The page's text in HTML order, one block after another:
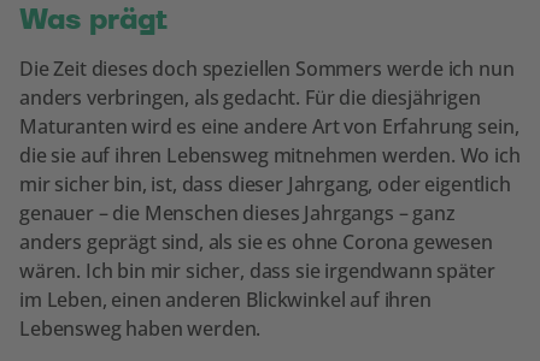
Was prägt
Die Zeit dieses doch speziellen Sommers werde ich nun
anders verbringen, als gedacht. Für die diesjährigen
Maturanten wird es eine andere Art von Erfahrung sein,
die sie auf ihren Lebensweg mitnehmen werden. Wo ich
mir sicher bin, ist, dass dieser Jahrgang, oder eigentlich
genauer – die Menschen dieses Jahrgangs – ganz
anders geprägt sind, als sie es ohne Corona gewesen
wären. Ich bin mir sicher, dass sie irgendwann später
im Leben, einen anderen Blickwinkel auf ihren
Lebensweg haben werden.